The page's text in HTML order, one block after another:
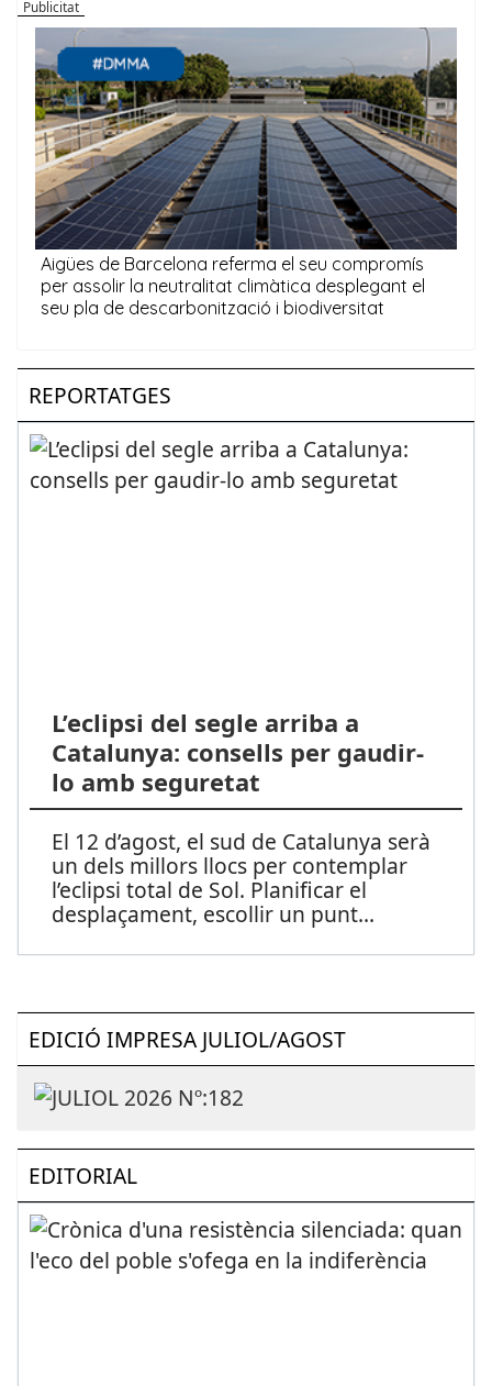
REPORTATGES
L’eclipsi del segle arriba a
Catalunya: consells per gaudir-
lo amb seguretat
El 12 d’agost, el sud de Catalunya serà
un dels millors llocs per contemplar
l’eclipsi total de Sol. Planificar el
desplaçament, escollir un punt...
EDICIÓ IMPRESA JULIOL/AGOST
EDITORIAL